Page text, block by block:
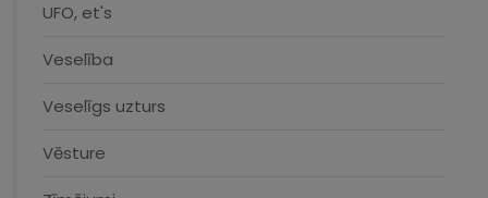
UFO, et's
Veselība
Veselīgs uzturs
Vēsture